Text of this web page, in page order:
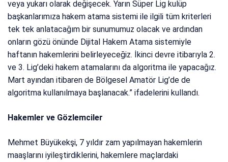
veya yukarı olarak değişecek. Yarın Süper Lig kulüp
başkanlarımıza hakem atama sistemi ile ilgili tüm kriterleri
tek tek anlatacağım bir sunumumuz olacak ve ardından
onların gözü önünde Dijital Hakem Atama sistemiyle
haftanın hakemlerini belirleyeceğiz. İkinci devre itibarıyla 2.
ve 3. Lig’deki hakem atamalarını da algoritma ile yapacağız.
Mart ayından itibaren de Bölgesel Amatör Lig’de de
algoritma kullanılmaya başlanacak.” ifadelerini kullandı.
Hakemler ve Gözlemciler
Mehmet Büyükekşi, 7 yıldır zam yapılmayan hakemlerin
maaşlarını iyileştirdiklerini, hakemlere maçlardaki